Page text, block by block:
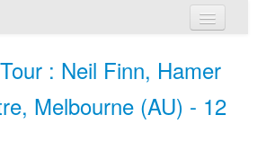
: Neil Finn, Hamer
Melbourne (AU) - 12